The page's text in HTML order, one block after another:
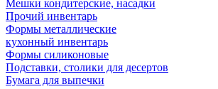
Мешки кондитерские, насадки
Прочий инвентарь
Формы металлические
кухонный инвентарь
Формы силиконовые
Подставки, столики для десертов
Бумага для выпечки